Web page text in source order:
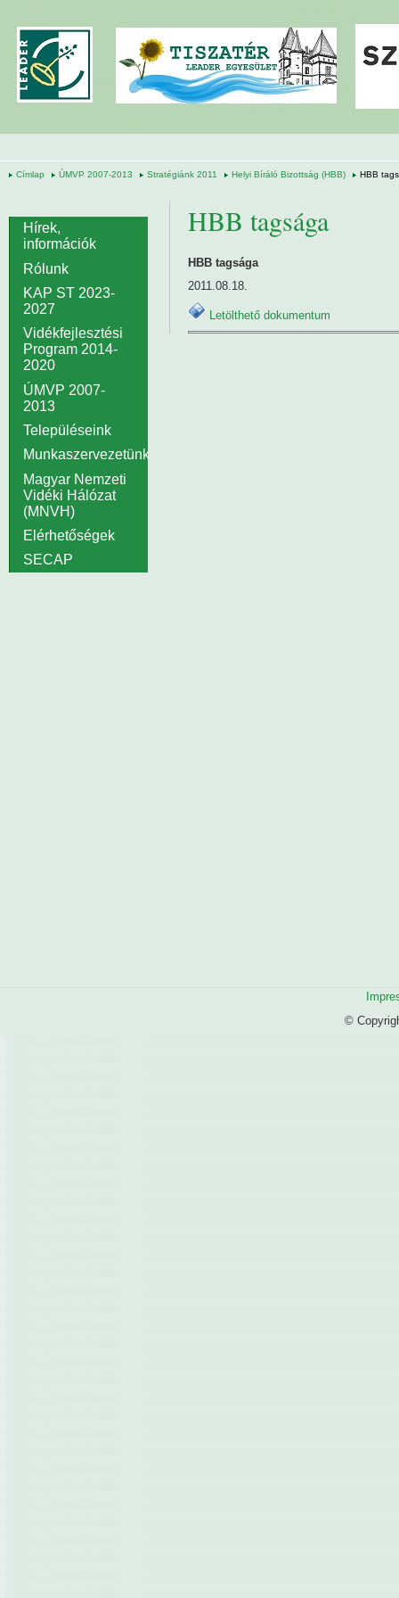
Címlap ÚMVP 2007-2013 Stratégiánk 2011 Helyi Bíráló Bizottság (HBB) HBB
HBB tagsága
HBB tagsága
2011.08.18.
Letölthető dokumentum
Hírek,
információk
Rólunk
KAP ST 2023-
2027
Vidékfejlesztési
Program 2014-
2020
ÚMVP 2007-
2013
Településeink
Munkaszervezetünk
Magyar Nemzeti
Vidéki Hálózat
(MNVH)
Elérhetőségek
SECAP
©